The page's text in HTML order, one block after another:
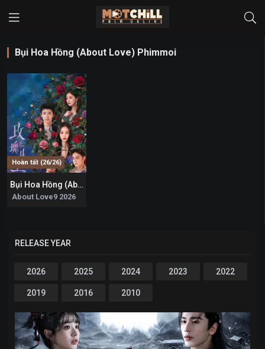
Bụi Hoa Hồng (About Love) Phimmoi
Hoàn tất (26/26)
0
Bụi Hoa Hồng (About Love)
About Love9 2026
RELEASE YEAR
2026 2025 2024 2023 2022
2019 2016 2010